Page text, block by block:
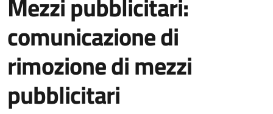
Mezzi pubblicitari:
comunicazione di
rimozione di mezzi
pubblicitari